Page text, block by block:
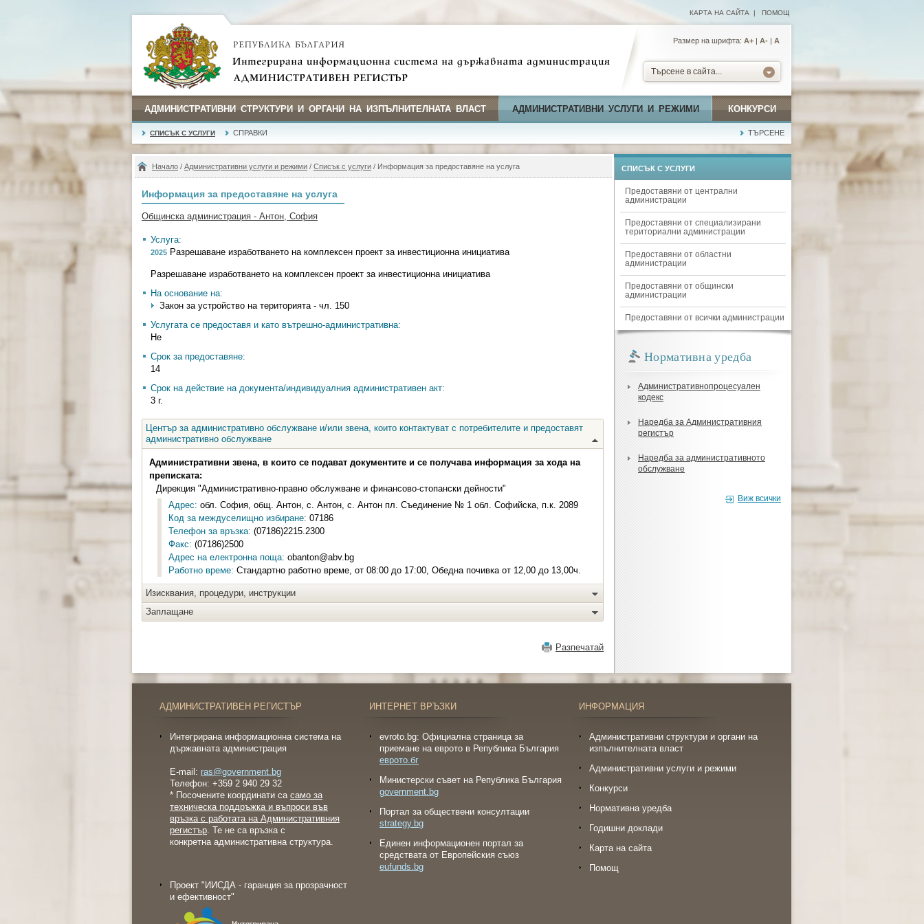
КАРТА НА САЙТА | ПОМОЩ
Размер на шрифта: А+ | A- | A
Търсене в сайта...
АДМИНИСТРАТИВНИ СТРУКТУРИ И ОРГАНИ НА ИЗПЪЛНИТЕЛНАТА ВЛАСТ АДМИНИСТРАТИВНИ УСЛУГИ И РЕЖИМИ КОНКУРСИ
СПИСЪК С УСЛУГИ СПРАВКИ ТЪРСЕНЕ
Начало / Административни услуги и режими / Списък с услуги / Информация за предоставяне на услуга
Информация за предоставяне на услуга
Общинска администрация - Антон, София
Услуга:
2025 Разрешаване изработването на комплексен проект за инвестиционна инициатива
Разрешаване изработването на комплексен проект за инвестиционна инициатива
На основание на:
Закон за устройство на територията - чл. 150
Услугата се предоставя и като вътрешно-административна:
Не
Срок за предоставяне:
14
Срок на действие на документа/индивидуалния административен акт:
3 г.
Център за административно обслужване и/или звена, които контактуват с потребителите и предоставят
административно обслужване
Административни звена, в които се подават документите и се получава информация за хода на
преписката:
Дирекция "Административно-правно обслужване и финансово-стопански дейности"
Адрес: обл. София, общ. Антон, с. Антон, с. Антон пл. Съединение № 1 обл. Софийска, п.к. 2089
Код за междуселищно избиране: 07186
Телефон за връзка: (07186)2215.2300
Факс: (07186)2500
Адрес на електронна поща: obanton@abv.bg
Работно време: Стандартно работно време, от 08:00 до 17:00, Обедна почивка от 12,00 до 13,00ч.
Изисквания, процедури, инструкции
Заплащане
Разпечатай
СПИСЪК С УСЛУГИ
Предоставяни от централни
администрации
Предоставяни от специализирани
териториални администрации
Предоставяни от областни
администрации
Предоставяни от общински
администрации
Предоставяни от всички администрации
Нормативна уредба
Административнопроцесуален
кодекс
Наредба за Административния
регистър
Наредба за административното
обслужване
Виж всички
АДМИНИСТРАТИВЕН РЕГИСТЪР
Интегрирана информационна система на
държавната администрация
E-mail: ras@government.bg
Телефон: +359 2 940 29 32
* Посочените координати са само за
техническа поддръжка и въпроси във
връзка с работата на Административния
регистър. Те не са връзка с
конкретна административна структура.
Проект "ИИСДА - гаранция за прозрачност
и ефективност"
ИНТЕРНЕТ ВРЪЗКИ
evroto.bg: Официална страница за
приемане на еврото в Република България
еврото.бг
Министерски съвет на Република България
government.bg
Портал за обществени консултации
strategy.bg
Eдинен информационен портал за
средствата от Европейския съюз
eufunds.bg
ИНФОРМАЦИЯ
Административни структури и органи на
изпълнителната власт
Административни услуги и режими
Конкурси
Нормативна уредба
Годишни доклади
Карта на сайта
Помощ